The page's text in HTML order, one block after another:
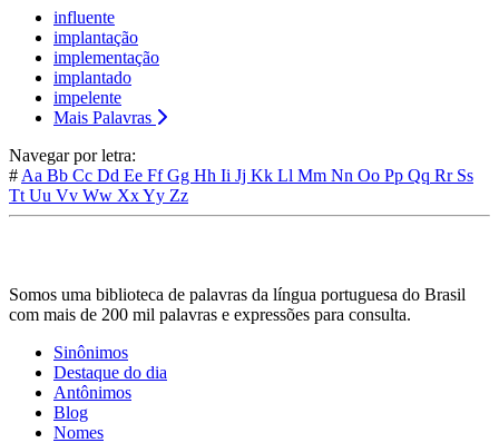
influente
implantação
implementação
implantado
impelente
Mais Palavras
Navegar por letra:
# Aa Bb Cc Dd Ee FfGg Hh Ii Jj Kk Ll Mm Nn Oo Pp Qq Rr Ss
Tt Uu Vv Ww XxYy Zz
Somos uma biblioteca de palavras da língua portuguesa do Brasil
com mais de 200 mil palavras e expressões para consulta.
Sinônimos
Destaque do dia
Antônimos
Blog
Nomes